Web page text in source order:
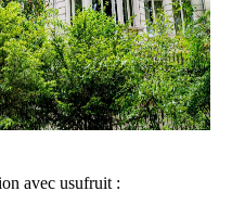
avec usufruit :